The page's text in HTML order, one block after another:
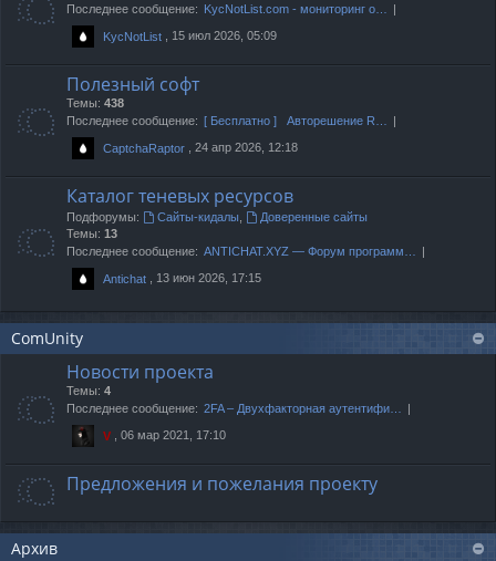
Последнее сообщение: KycNotList.com - мониторинг о…
KycNotList , 15 июл 2026, 05:09
Полезный софт
Темы: 438
Последнее сообщение: [ Бесплатно ] Авторешение R…
CaptchaRaptor , 24 апр 2026, 12:18
Каталог теневых ресурсов
Подфорумы: Сайты-кидалы
Доверенные сайты
Темы: 13
Последнее сообщение: ANTICHAT.XYZ — Форум программ…
Antichat , 13 июн 2026, 17:15
ComUnity
Новости проекта
Темы: 4
Последнее сообщение: 2FA – Двухфакторная аутентифи…
V , 06 мар 2021, 17:10
Предложения и пожелания проекту
Архив